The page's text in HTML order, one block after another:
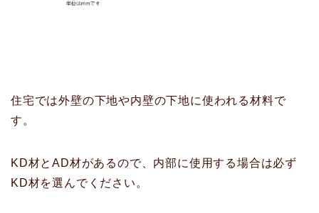
住宅では外壁の下地や内壁の下地に使われる材料で
す。
KD材とAD材があるので、内部に使用する場合は必ず
KD材を選んでください。